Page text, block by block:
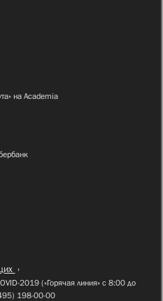
на Academia
2019 («Горячая линия» с 8:00 до
198-00-00